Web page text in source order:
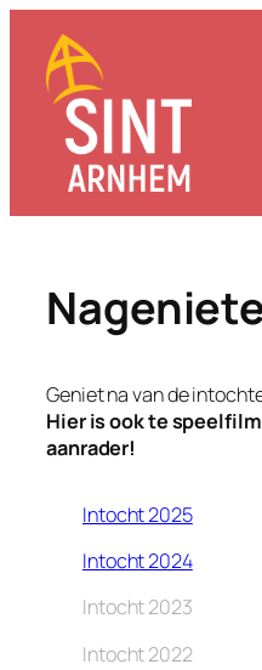
inhoud
Geniet na van de
Hier is ook te
aanrader!
Intocht 2025
Intocht 2024
Intocht 2023
Intocht 2022